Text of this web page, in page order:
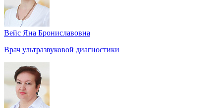
Вейс Яна Брониславовна
Врач ультразвуковой диагностики